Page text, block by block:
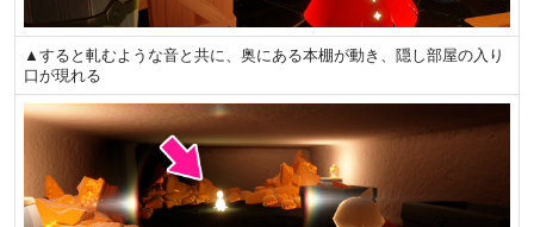
▲すると軋むような音と共に、奥にある本棚が動き、隠し部屋の入り
口が現れる